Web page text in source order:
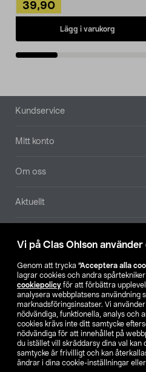
Vi på Clas Ohlson använder
Genom att trycka ”Acceptera alla
lagrar cookies och andra
cookiepolicy för att förbättra
analysera webbplatsens användning
marknadsföringsinsatser. Vi
nödvändiga, funktionella, analys och
cookies krävs inte ditt samtycke
nödvändiga för att innehållet på
du istället vill skräddarsy dina val kan
samtycke är frivilligt och kan
ändrar i dina cookie-inställningar
39,90
Lägg i varukorg
Sidfot
Kundservice
Mitt konto
Om oss
Aktuellt
Hitta
SE NO